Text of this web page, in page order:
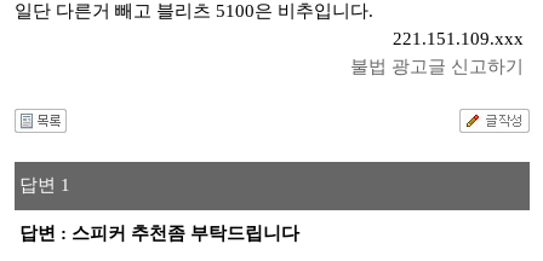
일단 다른거 빼고 블리츠 5100은 비추입니다.
221.151.109.xxx
불법 광고글 신고하기
답변 1
답변 : 스피커 추천좀 부탁드립니다